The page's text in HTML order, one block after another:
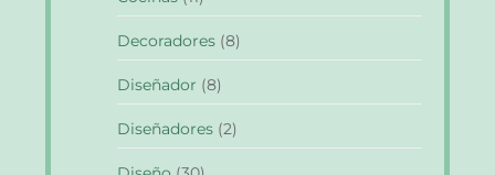
Decoradores (8)
Diseñador (8)
Diseñadores (2)